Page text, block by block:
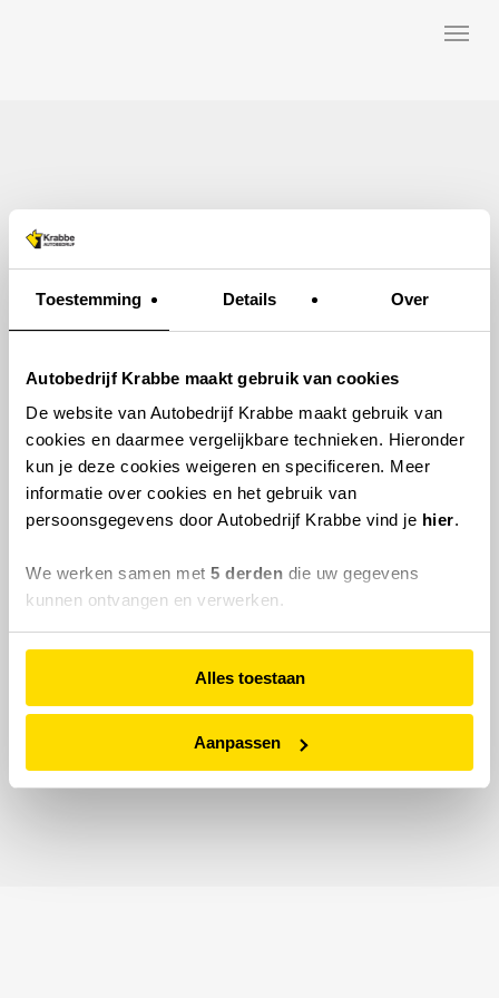
Toestemming Details Over
Autobedrijf Krabbe maakt gebruik van cookies
De website van Autobedrijf Krabbe maakt gebruik van
cookies en daarmee vergelijkbare technieken. Hieronder
kun je deze cookies weigeren en specificeren. Meer
informatie over cookies en het gebruik van
persoonsgegevens door Autobedrijf Krabbe vind je hier.
We werken samen met 5 derden die uw gegevens
kunnen ontvangen en verwerken.
Alles toestaan
Aanpassen
Menu